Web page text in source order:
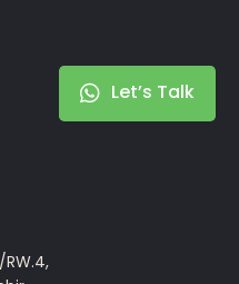
Let’s Talk
RW.4,